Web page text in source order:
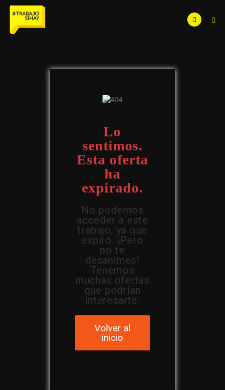
Lo
sentimos.
Esta oferta
ha
expirado.
No podemos
acceder a este
trabajo, ya que
expiró. ¡Pero
no te
desanimes!
Tenemos
muchas ofertas
que podrían
interesarte.
Volver al
inicio